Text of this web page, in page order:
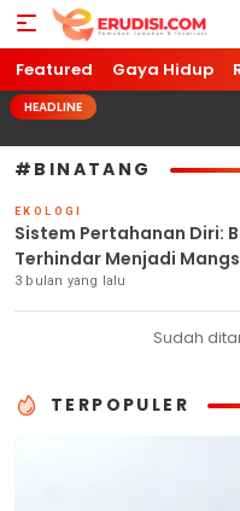
Erudisi
Temukan Jawaban dan
Featured Gaya Hidup
HEADLINE
#BINATANG
EKOLOGI
Sistem Pertahanan Diri:
Terhindar Menjadi
3 bulan yang lalu
Sudah
TERPOPULER